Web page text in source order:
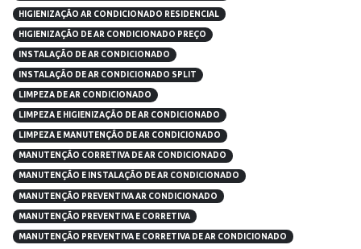
HIGIENIZAÇÃO AR CONDICIONADO RESIDENCIAL
HIGIENIZAÇÃO DE AR CONDICIONADO PREÇO
INSTALAÇÃO DE AR CONDICIONADO
INSTALAÇÃO DE AR CONDICIONADO SPLIT
LIMPEZA DE AR CONDICIONADO
LIMPEZA E HIGIENIZAÇÃO DE AR CONDICIONADO
LIMPEZA E MANUTENÇÃO DE AR CONDICIONADO
MANUTENÇÃO CORRETIVA DE AR CONDICIONADO
MANUTENÇÃO E INSTALAÇÃO DE AR CONDICIONADO
MANUTENÇÃO PREVENTIVA AR CONDICIONADO
MANUTENÇÃO PREVENTIVA E CORRETIVA
MANUTENÇÃO PREVENTIVA E CORRETIVA DE AR CONDICIONADO